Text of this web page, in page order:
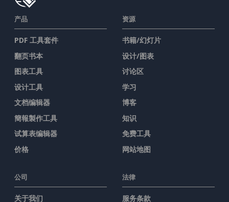
产品
PDF 工具套件
翻页书本
图表工具
设计工具
文档编辑器
簡報製作工具
试算表编辑器
价格
资源
书籍/幻灯片
设计/图表
讨论区
学习
博客
知识
免费工具
网站地图
公司
关于我们
法律
服务条款